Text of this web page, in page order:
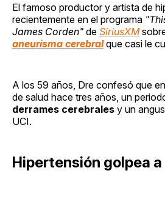
El famoso productor y artista de
recientemente en el programa
James Corden" de SiriusXM
aneurisma cerebralque casi le
A los 59 años, Dre confesó que
de salud hace tres años, un
derrames cerebrales y un
UCI.
Hipertensión golpea a